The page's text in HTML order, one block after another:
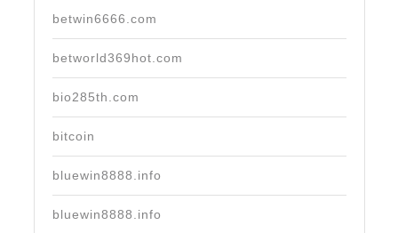
betwin6666.com
betworld369hot.com
bio285th.com
bitcoin
bluewin8888.info
bluewin8888.info